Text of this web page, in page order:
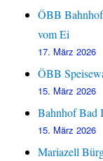
ÖBB
vom Ei
17. März 2026
ÖBB
15. März 2026
Bahnhof Bad
15. März 2026
Mariazell